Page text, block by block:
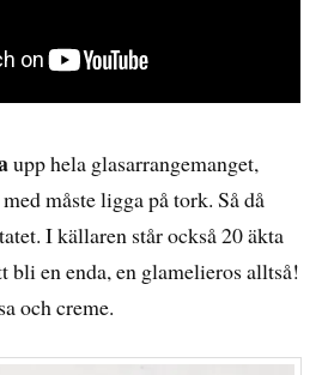
upp hela glasarrangemanget,
måste ligga på tork. Så då
I källaren står också 20 äkta
bli en enda, en glamelieros alltså!
och creme.